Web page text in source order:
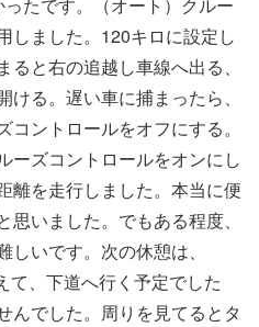
しました。120キロに設定し
と右の追越し車線へ出る、
る。遅い車に捕まったら、
ントロールをオフにする。
ーズコントロールをオンにし
離を走行しました。本当に便
思いました。でもある程度、
いです。次の休憩は、
て、下道へ行く予定でした
んでした。周りを見てるとタ